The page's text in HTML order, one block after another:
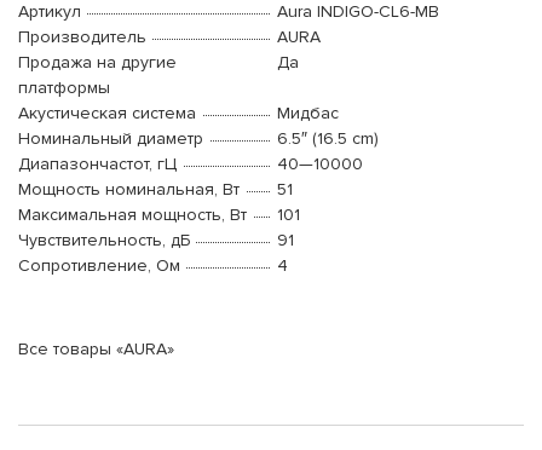
Артикул
Aura INDIGO-CL6-MB
Производитель
AURA
Продажа на другие
платформы
Да
Акустическая система
Мидбас
Номинальный диаметр
6.5″ (16.5 cm)
Диапазончастот, гЦ
40—10000
Мощность номинальная, Вт
51
Максимальная мощность, Вт
101
Чувствительность, дБ
91
Сопротивление, Ом
4
Все товары «AURA»